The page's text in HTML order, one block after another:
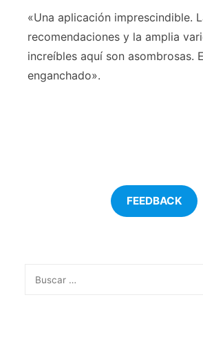
«Una aplicación imprescindible.
recomendaciones y la amplia
increíbles aquí son asombrosas.
enganchado».
FEEDBACK